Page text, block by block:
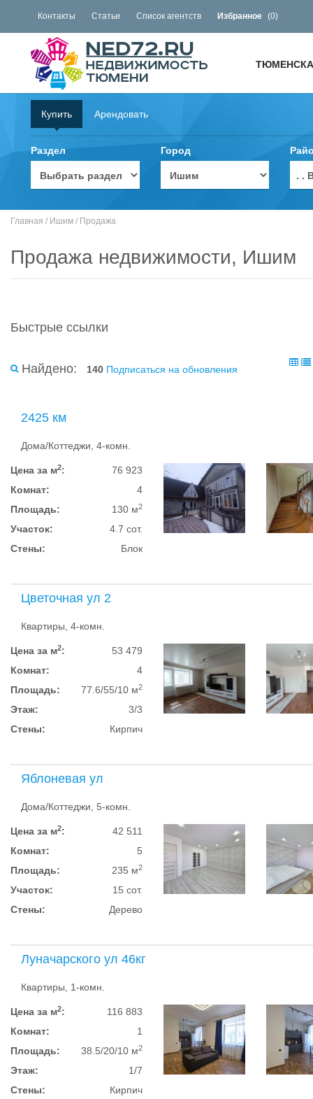
Контакты Статьи Список агентств Избранное (0)
Купить Арендовать
Раздел Город
. .
Главная / Ишим / Продажа
Продажа недвижимости, Ишим
Быстрые ссылки
Найдено: 140 Подписаться на обновления
2425 км
Дома/Коттеджи, 4-комн.
Цена за м2:
76 923
Комнат:
4
Площадь:
130 м2
Участок:
4.7 сот.
Стены:
Блок
Цветочная ул 2
Квартиры, 4-комн.
Цена за м2:
53 479
Комнат:
4
Площадь:
77.6/55/10 м2
Этаж:
3/3
Стены:
Кирпич
Яблоневая ул
Дома/Коттеджи, 5-комн.
Цена за м2:
42 511
Комнат:
5
Площадь:
235 м2
Участок:
15 сот.
Стены:
Дерево
Луначарского ул 46кг
Квартиры, 1-комн.
Цена за м2:
116 883
Комнат:
1
Площадь:
38.5/20/10 м2
Этаж:
1/7
Стены:
Кирпич